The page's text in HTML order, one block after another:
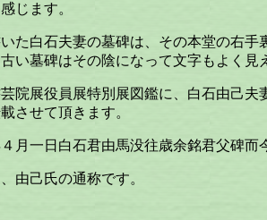
じます。
た白石夫妻の墓碑は、その本堂の右手
い墓碑はその陰になって文字もよく見
院展役員展特別展図鑑に、白石由己夫
させて頂きます。
月一日白石君由馬没往歳余銘君父碑而
由己氏の通称です。